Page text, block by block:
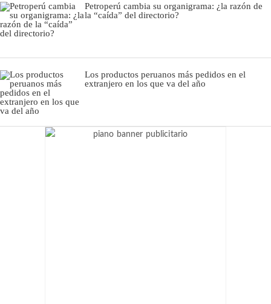
Petroperú cambia su organigrama: ¿la razón de
la “caída” del directorio?
Los productos peruanos más pedidos en el
extranjero en los que va del año